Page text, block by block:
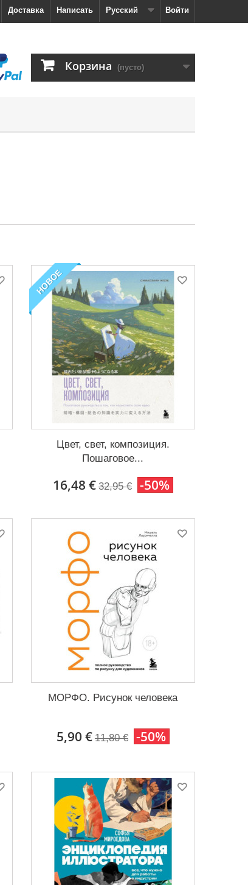
Войти
Русский
Написать
Доставка
Корзина (пусто)
НОВОЕ
Цвет, свет, композиция.
Пошаговое...
16,48 € 32,95 € -50%
МОРФО. Рисунок человека
5,90 € 11,80 € -50%